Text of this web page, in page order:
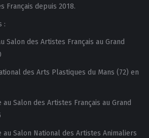
Français depuis 2018.
:
Salon des Artistes Français au Grand
des Arts Plastiques du Mans (72) en
Salon des Artistes Français au Grand
Salon National des Artistes Animaliers